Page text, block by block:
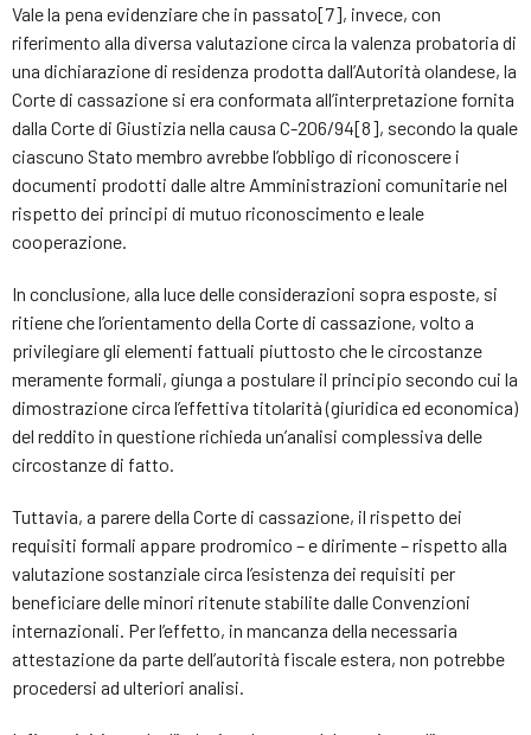
Vale la pena evidenziare che in passato[7], invece, con
riferimento alla diversa valutazione circa la valenza probatoria di
una dichiarazione di residenza prodotta dall’Autorità olandese, la
Corte di cassazione si era conformata all’interpretazione fornita
dalla Corte di Giustizia nella causa C-206/94[8], secondo la quale
ciascuno Stato membro avrebbe l’obbligo di riconoscere i
documenti prodotti dalle altre Amministrazioni comunitarie nel
rispetto dei principi di mutuo riconoscimento e leale
cooperazione.
In conclusione, alla luce delle considerazioni sopra esposte, si
ritiene che l’orientamento della Corte di cassazione, volto a
privilegiare gli elementi fattuali piuttosto che le circostanze
meramente formali, giunga a postulare il principio secondo cui la
dimostrazione circa l’effettiva titolarità (giuridica ed economica)
del reddito in questione richieda un’analisi complessiva delle
circostanze di fatto.
Tuttavia, a parere della Corte di cassazione, il rispetto dei
requisiti formali appare prodromico – e dirimente – rispetto alla
valutazione sostanziale circa l’esistenza dei requisiti per
beneficiare delle minori ritenute stabilite dalle Convenzioni
internazionali. Per l’effetto, in mancanza della necessaria
attestazione da parte dell’autorità fiscale estera, non potrebbe
procedersi ad ulteriori analisi.